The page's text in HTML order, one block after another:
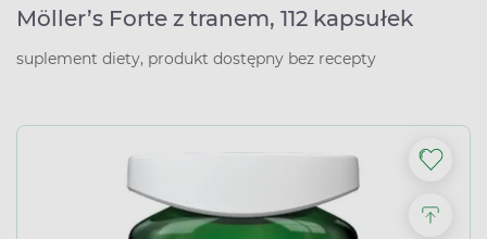
Möller’s Forte z tranem, 112 kapsułek
suplement diety, produkt dostępny bez recepty